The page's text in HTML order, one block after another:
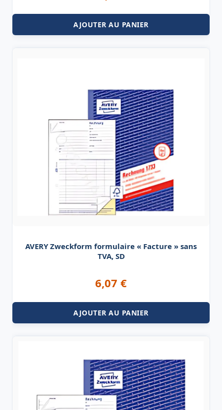
AJOUTER AU PANIER
AVERY Zweckform formulaire « Facture » sans
TVA, SD
6,07 €
AJOUTER AU PANIER